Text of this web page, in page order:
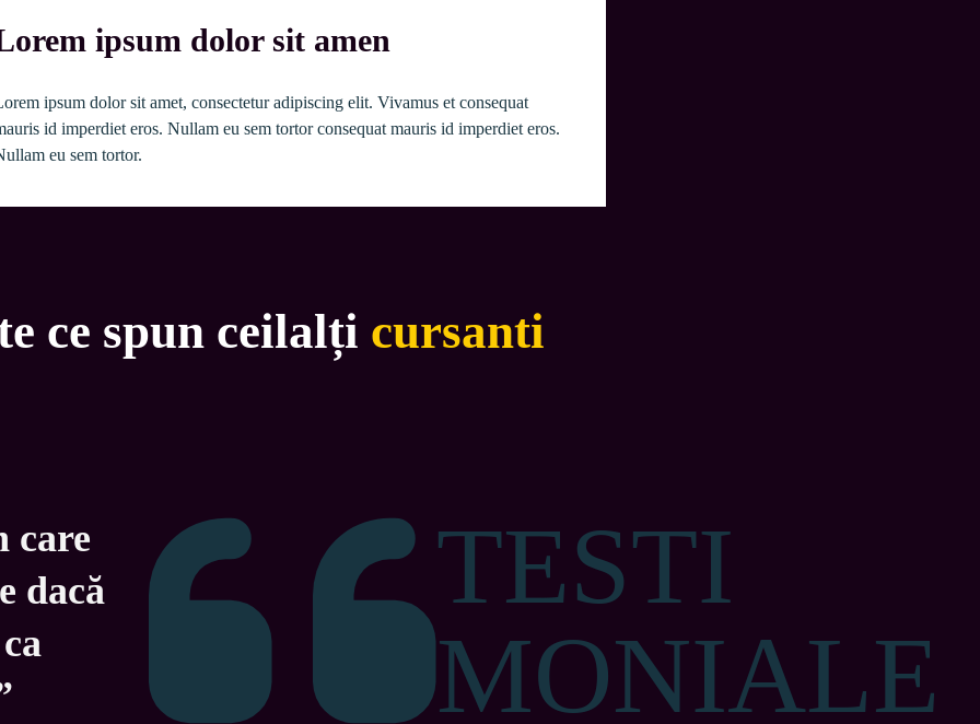
ipsum dolor sit amen
ipsum dolor sit amet, consectetur adipiscing elit. Vivamus et consequat
id imperdiet eros. Nullam eu sem tortor consequat mauris id imperdiet eros.
eu sem tortor.
ce spun ceilalți cursanti
care
dacă
TESTI
MONIALE